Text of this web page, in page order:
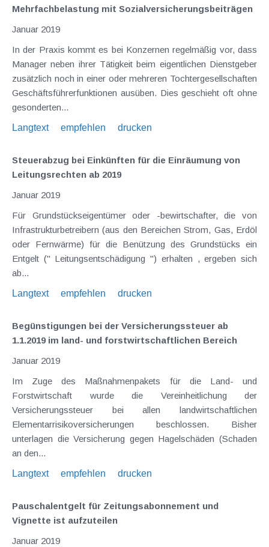
Mehrfachbelastung mit Sozialversicherungsbeiträgen
Januar 2019
In der Praxis kommt es bei Konzernen regelmäßig vor, dass
Manager neben ihrer Tätigkeit beim eigentlichen Dienstgeber
zusätzlich noch in einer oder mehreren Tochtergesellschaften
Geschäftsführerfunktionen ausüben. Dies geschieht oft ohne
gesonderten...
Langtext
empfehlen drucken
Steuerabzug bei Einkünften für die Einräumung von
Leitungsrechten ab 2019
Januar 2019
Für Grundstückseigentümer oder -bewirtschafter, die von
Infrastrukturbetreibern (aus den Bereichen Strom, Gas, Erdöl
oder Fernwärme) für die Benützung des Grundstücks ein
Entgelt (" Leitungsentschädigung ") erhalten , ergeben sich
ab...
Langtext
empfehlen drucken
Begünstigungen bei der Versicherungssteuer ab
1.1.2019 im land- und forstwirtschaftlichen Bereich
Januar 2019
Im Zuge des Maßnahmenpakets für die Land- und
Forstwirtschaft wurde die Vereinheitlichung der
Versicherungssteuer bei allen landwirtschaftlichen
Elementarrisikoversicherungen beschlossen. Bisher
unterlagen die Versicherung gegen Hagelschäden (Schaden
an den...
Langtext
empfehlen drucken
Pauschalentgelt für Zeitungsabonnement und
Vignette ist aufzuteilen
Januar 2019